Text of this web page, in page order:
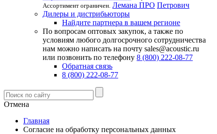
Ассортимент ограничен. Лемана ПРО Петрович
Дилеры и дистрибьюторы
Найдите партнера в вашем регионе
По вопросам оптовых закупок, а также по
условиям любого долгосрочного сотрудничества
нам можно написать на почту sales@acoustic.ru
или позвонить по телефону 8 (800) 222-08-77
Обратная связь
8 (800) 222-08-77
Отмена
Главная
Согласие на обработку персональных данных